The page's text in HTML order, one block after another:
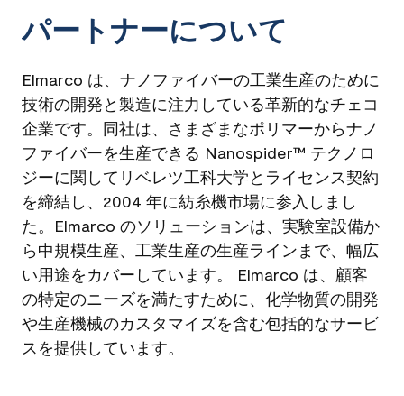
パートナーについて
Elmarco は、ナノファイバーの工業生産のために
技術の開発と製造に注力している革新的なチェコ
企業です。同社は、さまざまなポリマーからナノ
ファイバーを生産できる Nanospider™ テクノロ
ジーに関してリベレツ工科大学とライセンス契約
を締結し、2004 年に紡糸機市場に参入しまし
た。Elmarco のソリューションは、実験室設備か
ら中規模生産、工業生産の生産ラインまで、幅広
い用途をカバーしています。 Elmarco は、顧客
の特定のニーズを満たすために、化学物質の開発
や生産機械のカスタマイズを含む包括的なサービ
スを提供しています。